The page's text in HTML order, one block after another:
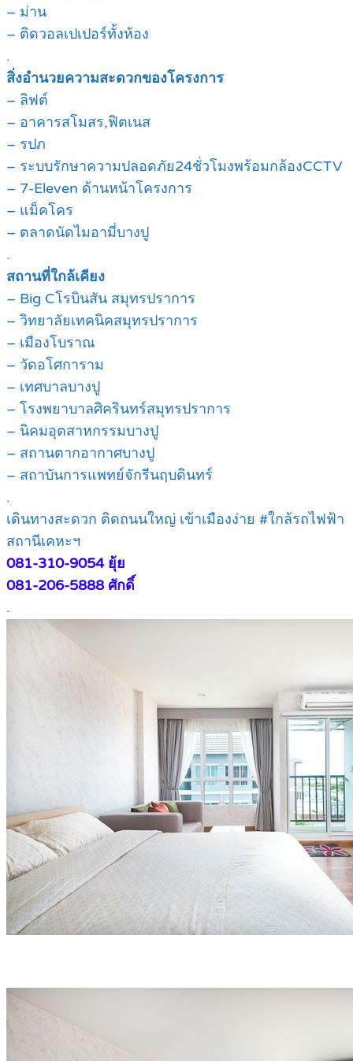
– ม่าน
– ติดวอลเปเปอร์ทั้งห้อง
.
สิ่งอำนวยความสะดวกของโครงการ
– ลิฟต์
– อาคารสโมสร,ฟิตเนส
– รปภ
– ระบบรักษาความปลอดภัย24ชั่วโมงพร้อมกล้องCCTV
– 7-Eleven ด้านหน้าโครงการ
– แม็คโคร
– ตลาดนัดไมอามี่บางปู
.
สถานที่ใกล้เคียง
– Big Cโรบินสัน สมุทรปราการ
– วิทยาลัยเทคนิคสมุทรปราการ
– เมืองโบราณ
– วัดอโศการาม
– เทศบาลบางปู
– โรงพยาบาลศิครินทร์สมุทรปราการ
– นิคมอุตสาหกรรมบางปู
– สถานตากอากาศบางปู
– สถาบันการแพทย์จักรีนฤบดินทร์
.
เดินทางสะดวก ติดถนนใหญ่ เข้าเมืองง่าย #ใกล้รถไฟฟ้า
สถานีเคหะฯ
081-310-9054 ยุ้ย
081-206-5888 ศักดิ์
.